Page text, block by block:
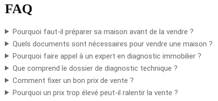
FAQ
Pourquoi faut-il préparer sa maison avant de la vendre ?
Quels documents sont nécessaires pour vendre une maison ?
Pourquoi faire appel à un expert en diagnostic immobilier ?
Que comprend le dossier de diagnostic technique ?
Comment fixer un bon prix de vente ?
Pourquoi un prix trop élevé peut-il ralentir la vente ?